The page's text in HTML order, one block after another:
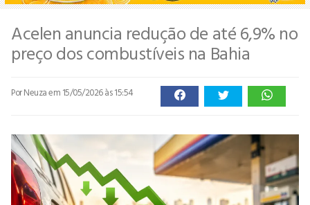
Acelen anuncia redução de até 6,9% no
preço dos combustíveis na Bahia
Por Neuzaem 15/05/2026 às 15:54